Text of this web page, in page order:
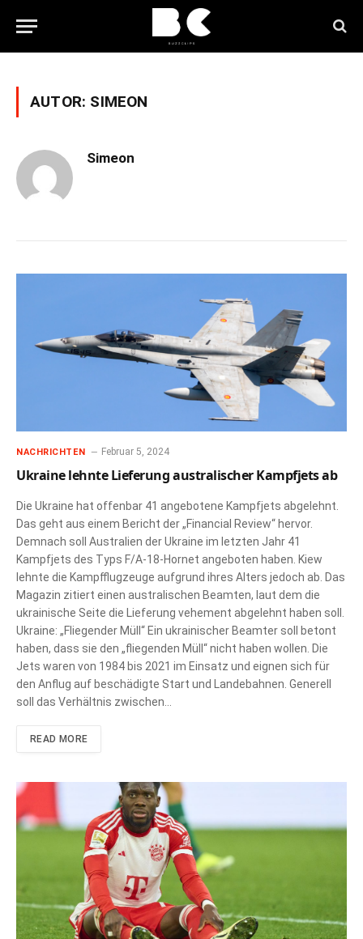
AUTOR: SIMEON
Simeon
NACHRICHTEN Februar 5, 2024
Ukraine lehnte Lieferung australischer Kampfjets ab
Die Ukraine hat offenbar 41 angebotene Kampfjets abgelehnt.
Das geht aus einem Bericht der „Financial Review“ hervor.
Demnach soll Australien der Ukraine im letzten Jahr 41
Kampfjets des Typs F/A-18-Hornet angeboten haben. Kiew
lehnte die Kampfflugzeuge aufgrund ihres Alters jedoch ab. Das
Magazin zitiert einen australischen Beamten, laut dem die
ukrainische Seite die Lieferung vehement abgelehnt haben soll.
Ukraine: „Fliegender Müll“ Ein ukrainischer Beamter soll betont
haben, dass sie den „fliegenden Müll“ nicht haben wollen. Die
Jets waren von 1984 bis 2021 im Einsatz und eignen sich für
den Anflug auf beschädigte Start und Landebahnen. Generell
soll das Verhältnis zwischen…
READ MORE